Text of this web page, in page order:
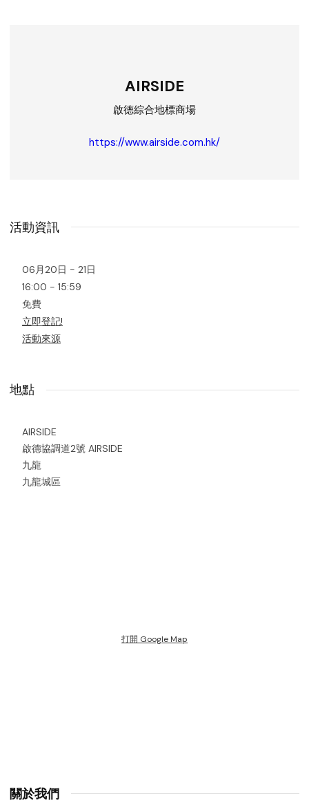
AIRSIDE
啟德綜合地標商場
https://www.airside.com.hk/
活動資訊
06月20日 - 21日
16:00 - 15:59
免費
立即登記!
活動來源
地點
AIRSIDE
啟德協調道2號 AIRSIDE
九龍
九龍城區
打開 Google Map
關於我們